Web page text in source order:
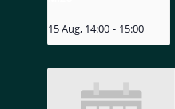
15 Aug, 14:00 - 15:00